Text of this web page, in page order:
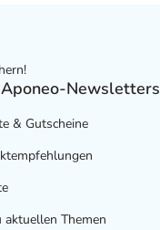
Newsletters
& Gutscheine
aktuellen Themen